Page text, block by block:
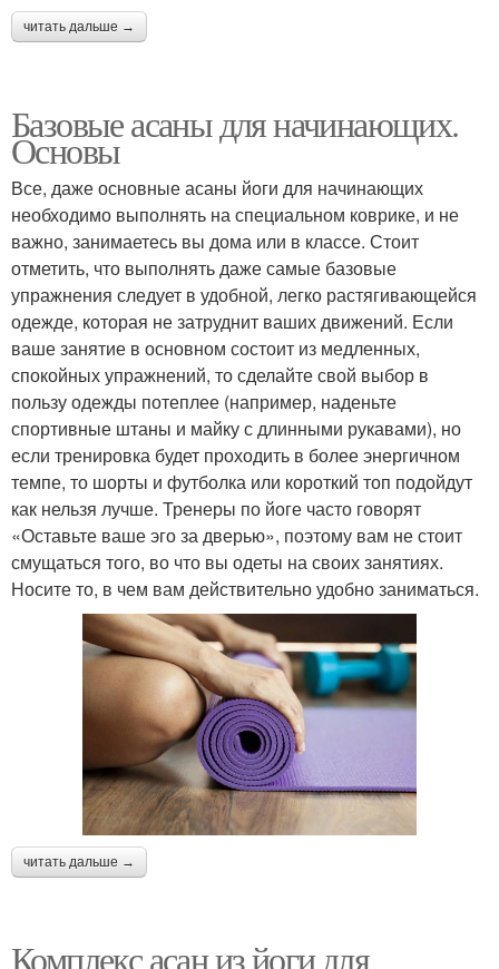
читать дальше →
Базовые асаны для начинающих.
Основы
Все, даже основные асаны йоги для начинающих
необходимо выполнять на специальном коврике, и не
важно, занимаетесь вы дома или в классе. Стоит
отметить, что выполнять даже самые базовые
упражнения следует в удобной, легко растягивающейся
одежде, которая не затруднит ваших движений. Если
ваше занятие в основном состоит из медленных,
спокойных упражнений, то сделайте свой выбор в
пользу одежды потеплее (например, наденьте
спортивные штаны и майку с длинными рукавами), но
если тренировка будет проходить в более энергичном
темпе, то шорты и футболка или короткий топ подойдут
как нельзя лучше. Тренеры по йоге часто говорят
«Оставьте ваше эго за дверью», поэтому вам не стоит
смущаться того, во что вы одеты на своих занятиях.
Носите то, в чем вам действительно удобно заниматься.
читать дальше →
Комплекс асан из йоги для